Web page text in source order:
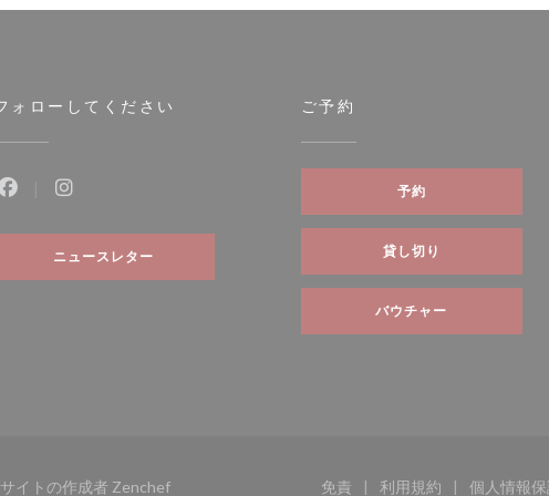
ウィンドウで開きます))
ォローしてください
Instagram ((新しいウィンドウで開きます))
ニュースレター
ご予約
予約
貸し切り
バウチャー
イトの作成者 Zenchef((新しいウィンドウで開きます))
免責 利用規約 個人情報